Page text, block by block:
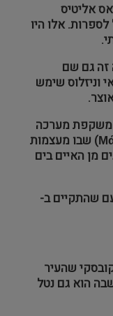
אליטיס
אלו היו
זה גם שם
וניזלוס שימש
משקפת מערכה
) שבו מעצמות
מן האיים בים
שהתקיים ב-
שהעיר
הוא גם נטל